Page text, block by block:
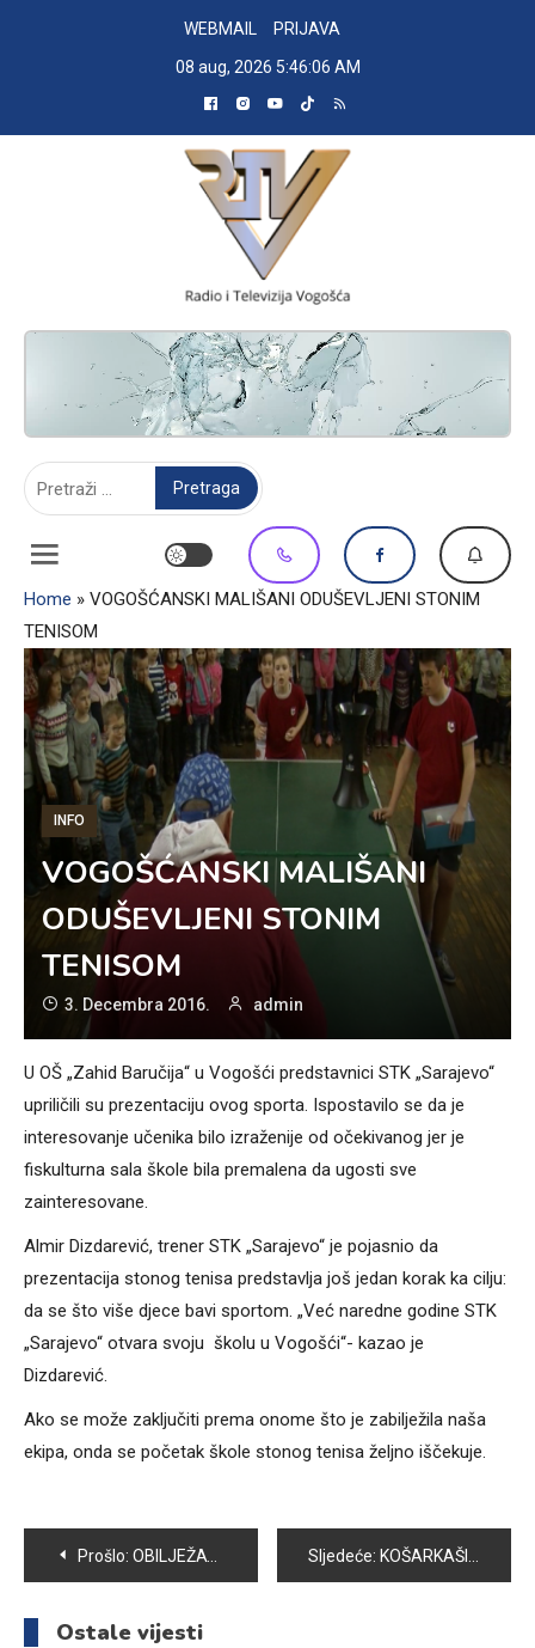
WEBMAIL
PRIJAVA
08 aug, 2026 5:46:07 AM
RADIO TELEVIZIJA VOGOŠĆA
Home » VOGOŠĆANSKI MALIŠANI ODUŠEVLJENI STONIM
TENISOM
INFO
VOGOŠĆANSKI MALIŠANI
ODUŠEVLJENI STONIM
TENISOM
3. Decembra 2016. admin
U OŠ „Zahid Baručija“ u Vogošći predstavnici STK „Sarajevo“
upriličili su prezentaciju ovog sporta. Ispostavilo se da je
interesovanje učenika bilo izraženije od očekivanog jer je
fiskulturna sala škole bila premalena da ugosti sve
zainteresovane.
Almir Dizdarević, trener STK „Sarajevo“ je pojasnio da
prezentacija stonog tenisa predstavlja još jedan korak ka cilju:
da se što više djece bavi sportom. „Već naredne godine STK
„Sarajevo“ otvara svoju školu u Vogošći“- kazao je
Dizdarević.
Ako se može zaključiti prema onome što je zabilježila naša
ekipa, onda se početak škole stonog tenisa željno iščekuje.
Navigacija
članaka
Prošlo: OBILJEŽAVANJE 24-TE GODIŠNJICE 1. SLAVNE -111. VITEŠKE BRIGADE Sljedeće: KOŠARKAŠI VOGOŠĆE DEKLASIRALI BUGOJANSKU ISKRU
Ostale vijesti